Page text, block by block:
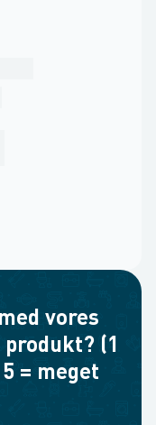
vores
(1
= meget